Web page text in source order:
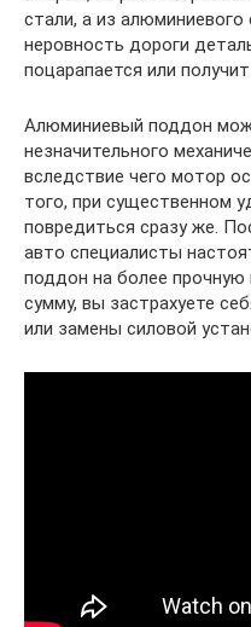
стали, а из алюминиевого
неровность дороги
поцарапается или
Алюминиевый поддон
незначительного
вследствие чего мотор
того, при существенном
повредиться сразу же.
авто специалисты
поддон на более
сумму, вы застрахуете
или замены силовой